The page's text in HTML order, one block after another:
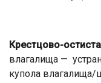
Крестцово-
влагалища —
купола влагалища/